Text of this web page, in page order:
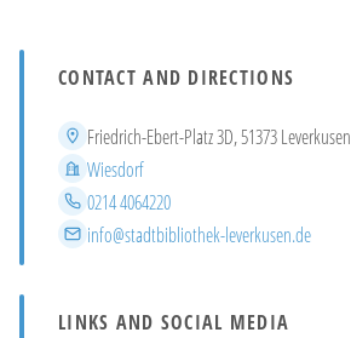
CONTACT AND DIRECTIONS
Address
Friedrich-Ebert-Platz 3D, 51373 Leverkusen
District
Wiesdorf
Phone
0214 4064220
Email
info@stadtbibliothek-leverkusen.de
LINKS AND SOCIAL MEDIA